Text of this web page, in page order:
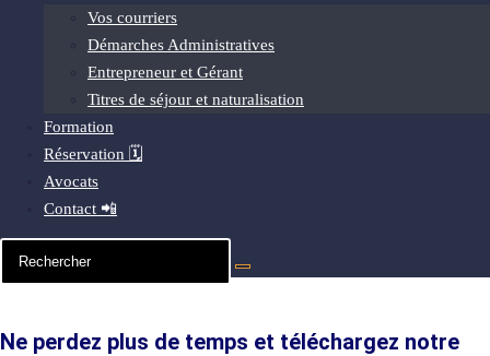
Vos courriers
Démarches Administratives
Entrepreneur et Gérant
Titres de séjour et naturalisation
Formation
Réservation 🗓️
Avocats
Contact 📲
Ne perdez plus de temps et téléchargez notre